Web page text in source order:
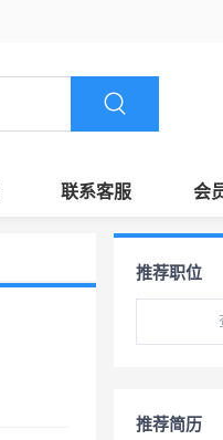
联系客服 会
推荐职位
推荐简历